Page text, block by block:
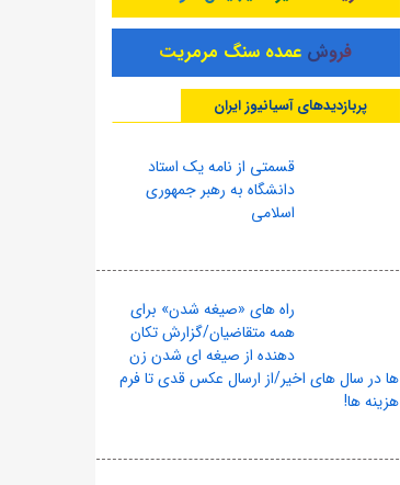
فروش عمده سنگ مرمریت
پربازدیدهای آسیانیوز ایران
قسمتی از نامه یک استاد
دانشگاه به رهبر جمهوری
اسلامی
راه های «صیغه شدن» برای
همه متقاضیان/گزارش تکان
دهنده از صیغه ای شدن زن
ها در سال های اخیر/از ارسال عکس قدی تا فرم
هزینه ها!